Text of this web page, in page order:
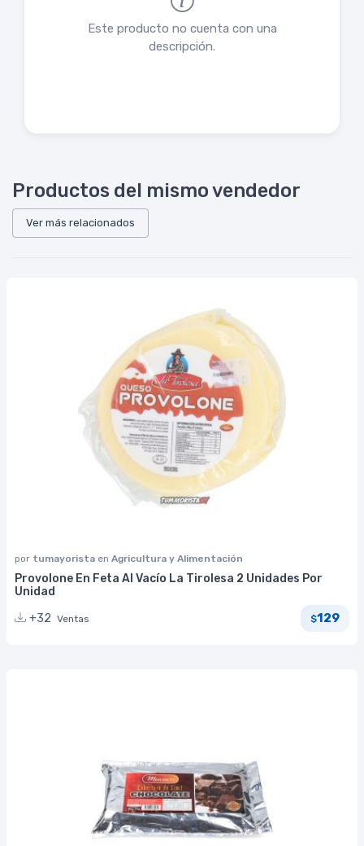
Este producto no cuenta con una
descripción.
Productos del mismo vendedor
Ver más relacionados
por tumayorista en Agricultura y Alimentación
Provolone En Feta Al Vacío La Tirolesa 2 Unidades Por
Unidad
+32 Ventas $129